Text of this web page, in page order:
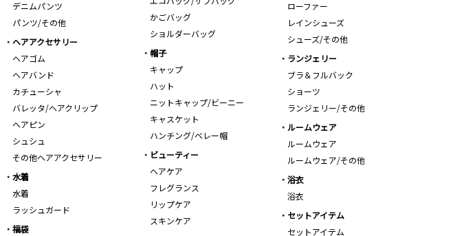
デニムパンツ
パンツ/その他
かごバッグ
ショルダーバッグ
ローファー
レインシューズ
シューズ/その他
ヘアアクセサリー
ヘアゴム
ヘアバンド
カチューシャ
バレッタ/ヘアクリップ
ヘアピン
シュシュ
その他ヘアアクセサリー
帽子
キャップ
ハット
ニットキャップ/ビーニー
キャスケット
ハンチング/ベレー帽
ランジェリー
ブラ＆フルバック
ショーツ
ランジェリー/その他
ルームウェア
ルームウェア
ルームウェア/その他
ビューティー
ヘアケア
フレグランス
リップケア
スキンケア
水着
水着
ラッシュガード
浴衣
浴衣
セットアイテム
セットアイテム
福袋